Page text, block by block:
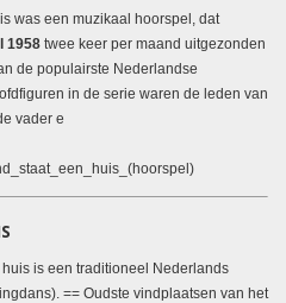
was een muzikaal hoorspel, dat
1958 twee keer per maand uitgezonden
de populairste Nederlandse
in de serie waren de leden van
vader e
is een traditioneel Nederlands
== Oudste vindplaatsen van het